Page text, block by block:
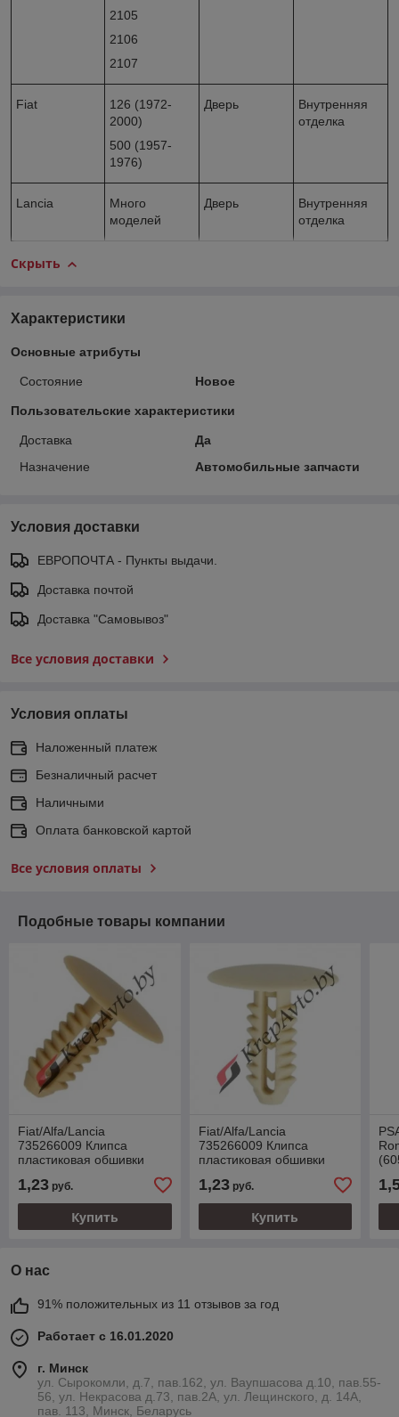
2105
2106
2107
Fiat
126 (1972-
2000)
500 (1957-
1976)
Дверь
Внутренняя
отделка
Lancia
Много
моделей
Дверь
Внутренняя
отделка
Скрыть
Характеристики
Основные атрибуты
Состояние Новое
Пользовательские характеристики
Доставка
Да
Назначение
Автомобильные запчасти
Условия доставки
ЕВРОПОЧТА - Пункты выдачи.
Доставка почтой
Доставка "Самовывоз"
Все условия доставки
Условия оплаты
Наложенный платеж
Безналичный расчет
Наличными
Оплата банковской картой
Все условия оплаты
Подобные товары компании
Fiat/Alfa/Lancia
735266009 Клипса
пластиковая обшивки
1,23 руб.
Купить
Fiat/Alfa/Lancia
735266009 Клипса
пластиковая обшивки
1,23руб.
Купить
О нас
91% положительных из 11 отзывов за год
Работает с 16.01.2020
г. Минск
ул. Сырокомли, д.7, пав.162, ул. Ваупшасова д.10, пав.55-
56, ул. Некрасова д.73, пав.2А, ул. Лещинского, д. 14А,
пав. 113, Минск, Беларусь